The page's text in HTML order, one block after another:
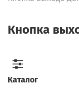
Кнопка
Каталог